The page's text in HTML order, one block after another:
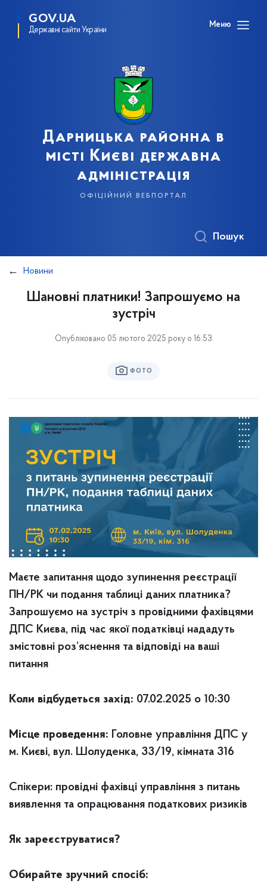
GOV.UA
Державні сайти України
Меню
Дарницька районна в
місті Києві державна
адміністрація
офіційний вебпортал
Пошук
Новини
Шановні платники! Запрошуємо на
зустріч
Опубліковано 05 лютого 2025 року о 16:53
ФОТО
Маєте запитання щодо зупинення реєстрації
ПН/РК чи подання таблиці даних платника?
Запрошуємо на зустріч з провідними фахівцями
ДПС Києва, під час якої податківці нададуть
змістовні роз’яснення та відповіді на ваші
питання
Коли відбудеться захід: 07.02.2025 о 10:30
Місце проведення: Головне управління ДПС у
м. Києві, вул. Шолуденка, 33/19, кімната 316
Спікери: провідні фахівці управління з питань
виявлення та опрацювання податкових ризиків
Як зареєструватися?
Обирайте зручний спосіб: